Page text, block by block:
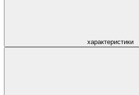
характеристики